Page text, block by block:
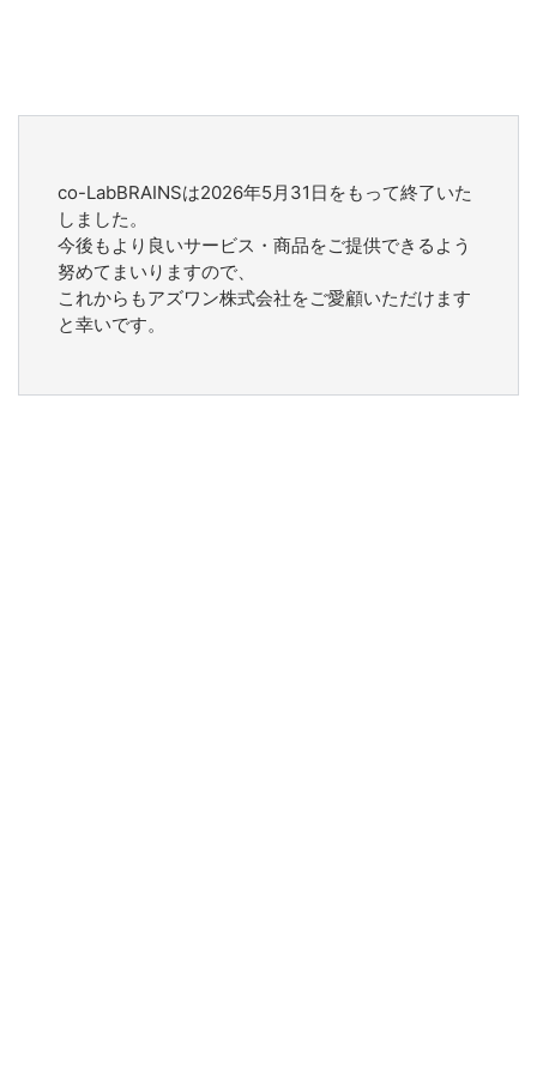
co-LabBRAINSは2026年5月31日をもって終了いた
しました。
今後もより良いサービス・商品をご提供できるよう
努めてまいりますので、
これからもアズワン株式会社をご愛顧いただけます
と幸いです。